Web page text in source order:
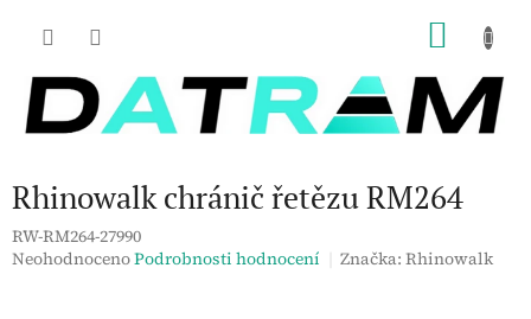
Rhinowalk chránič řetězu RM264
RW-RM264-27990
Průměrné
NeohodnocenoPodrobnosti hodnocení Značka:Rhinowalk